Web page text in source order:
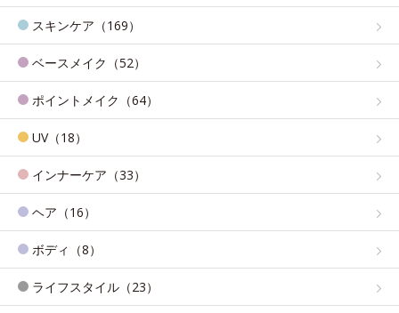
スキンケア（169）
ベースメイク（52）
ポイントメイク（64）
UV（18）
インナーケア（33）
ヘア（16）
ボディ（8）
ライフスタイル（23）